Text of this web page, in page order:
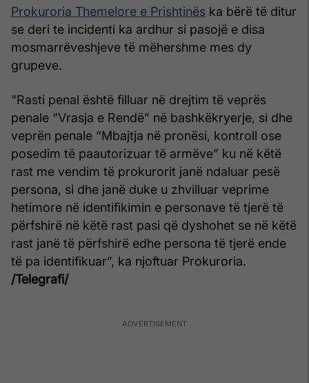
Prokuroria Themelore e Prishtinës ka bërë të ditur
se deri te incidenti ka ardhur si pasojë e disa
mosmarrëveshjeve të mëhershme mes dy
grupeve.
“Rasti penal është filluar në drejtim të veprës
penale “Vrasja e Rendë” në bashkëkryerje, si dhe
veprën penale “Mbajtja në pronësi, kontroll ose
posedim të paautorizuar të armëve” ku në këtë
rast me vendim të prokurorit janë ndaluar pesë
persona, si dhe janë duke u zhvilluar veprime
hetimore në identifikimin e personave të tjerë të
përfshirë në këtë rast pasi që dyshohet se në këtë
rast janë të përfshirë edhe persona të tjerë ende
të pa identifikuar”, ka njoftuar Prokuroria.
/Telegrafi/